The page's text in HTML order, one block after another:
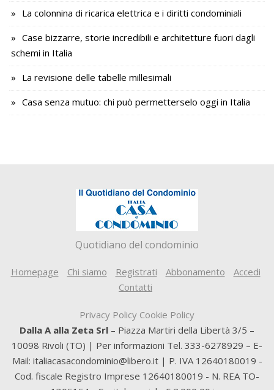
La colonnina di ricarica elettrica e i diritti condominiali
Case bizzarre, storie incredibili e architetture fuori dagli
schemi in Italia
La revisione delle tabelle millesimali
Casa senza mutuo: chi può permetterselo oggi in Italia
Quotidiano del condominio
Homepage Chi siamo Registrati Abbonamento
Accedi
Contatti
Privacy Policy Cookie Policy
Dalla A alla Zeta Srl – Piazza Martiri della Libertà 3/5 –
10098 Rivoli (TO) | Per informazioni Tel. 333-6278929 – E-
Mail: italiacasacondominio@libero.it | P. IVA 12640180019 -
Cod. fiscale Registro Imprese 12640180019 - N. REA TO-